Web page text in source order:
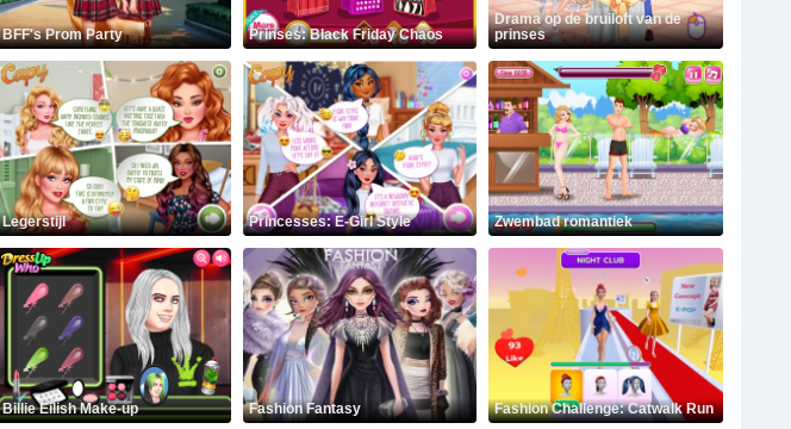
BFF's Prom Party Prinses: Black Friday Chaos
Drama op de bruiloft van de
prinses
Legerstijl Princesses: E-Girl Style Zwembad romantiek
Billie Eilish Make-up Fashion Fantasy Fashion Challenge: Catwalk Run